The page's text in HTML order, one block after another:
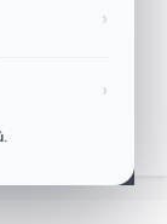
›
›
reagují